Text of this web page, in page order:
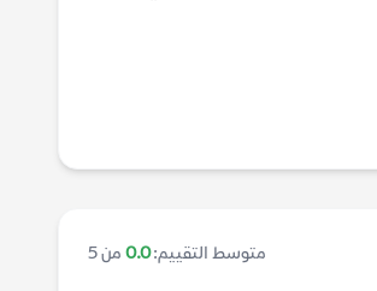
متوسط التقييم:0.0 من 5